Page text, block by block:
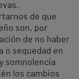
de que
son, por
de no haber
o sequedad en
somnolencia
los cambios